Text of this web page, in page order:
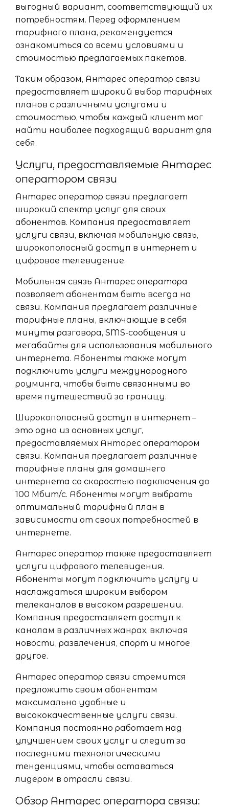
выгодный вариант, соответствующий их
потребностям. Перед оформлением
тарифного плана, рекомендуется
ознакомиться со всеми условиями и
стоимостью предлагаемых пакетов.
Таким образом, Антарес оператор связи
предоставляет широкий выбор тарифных
планов с различными услугами и
стоимостью, чтобы каждый клиент мог
найти наиболее подходящий вариант для
себя.
Услуги, предоставляемые Антарес
оператором связи
Антарес оператор связи предлагает
широкий спектр услуг для своих
абонентов. Компания предоставляет
услуги связи, включая мобильную связь,
широкополосный доступ в интернет и
цифровое телевидение.
Мобильная связь Антарес оператора
позволяет абонентам быть всегда на
связи. Компания предлагает различные
тарифные планы, включающие в себя
минуты разговора, SMS-сообщения и
мегабайты для использования мобильного
интернета. Абоненты также могут
подключить услуги международного
роуминга, чтобы быть связанными во
время путешествий за границу.
Широкополосный доступ в интернет –
это одна из основных услуг,
предоставляемых Антарес оператором
связи. Компания предлагает различные
тарифные планы для домашнего
интернета со скоростью подключения до
100 Мбит/с. Абоненты могут выбрать
оптимальный тарифный план в
зависимости от своих потребностей в
интернете.
Антарес оператор также предоставляет
услуги цифрового телевидения.
Абоненты могут подключить услугу и
наслаждаться широким выбором
телеканалов в высоком разрешении.
Компания предоставляет доступ к
каналам в различных жанрах, включая
новости, развлечения, спорт и многое
другое.
Антарес оператор связи стремится
предложить своим абонентам
максимально удобные и
высококачественные услуги связи.
Компания постоянно работает над
улучшением своих услуг и следит за
последними технологическими
тенденциями, чтобы оставаться
лидером в отрасли связи.
Обзор Антарес оператора связи: